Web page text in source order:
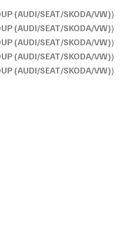
(AUDI/SEAT/SKODA/VW))
(AUDI/SEAT/SKODA/VW))
(AUDI/SEAT/SKODA/VW))
(AUDI/SEAT/SKODA/VW))
(AUDI/SEAT/SKODA/VW))